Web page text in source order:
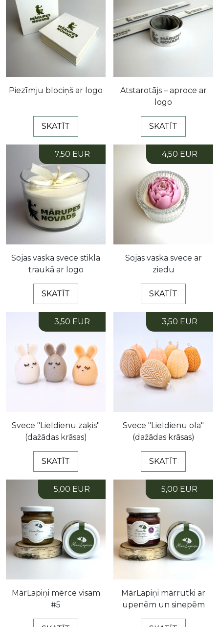
Piezīmju blociņš ar logo
SKATĪT
Atstarotājs – aproce ar
logo
SKATĪT
7,50 EUR
Sojas vaska svece stikla
traukā ar logo
SKATĪT
4,50 EUR
Sojas vaska svece ar
ziedu
SKATĪT
3,50 EUR
Svece "Lieldienu zaķis"
(dažādas krāsas)
SKATĪT
3,50 EUR
Svece "Lieldienu ola"
(dažādas krāsas)
SKATĪT
5,00 EUR
MārLapiņi mērce visam
#5
5,00 EUR
MārLapiņi mārrutki ar
upenēm un sinepēm